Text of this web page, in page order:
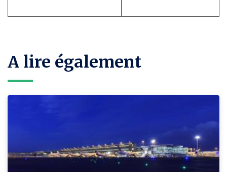
A lire également